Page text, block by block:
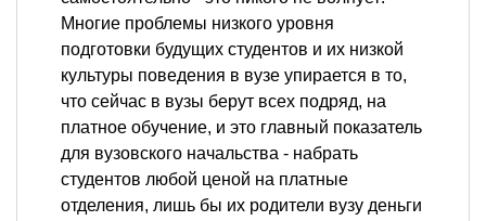
Многие проблемы низкого уровня
подготовки будущих студентов и их низкой
культуры поведения в вузе упирается в то,
что сейчас в вузы берут всех подряд, на
платное обучение, и это главный показатель
для вузовского начальства - набрать
студентов любой ценой на платные
отделения, лишь бы их родители вузу деньги